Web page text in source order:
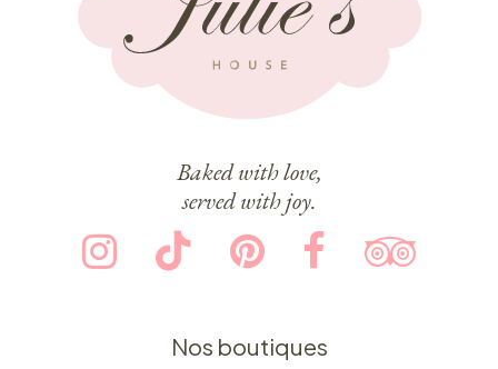
Baked with love,
served with joy.
Nos boutiques